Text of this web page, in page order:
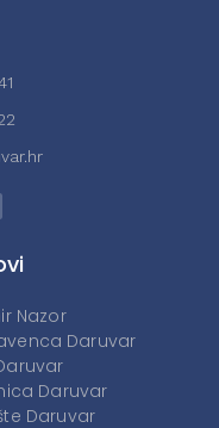
Nazor
Daruvar
Daruvar
Daruvar